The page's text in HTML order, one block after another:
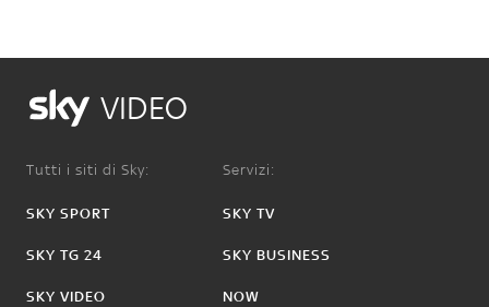
VIDEO
Tutti i siti di Sky:
SKY SPORT
SKY TG 24
SKY VIDEO
Servizi:
SKY TV
SKY BUSINESS
NOW